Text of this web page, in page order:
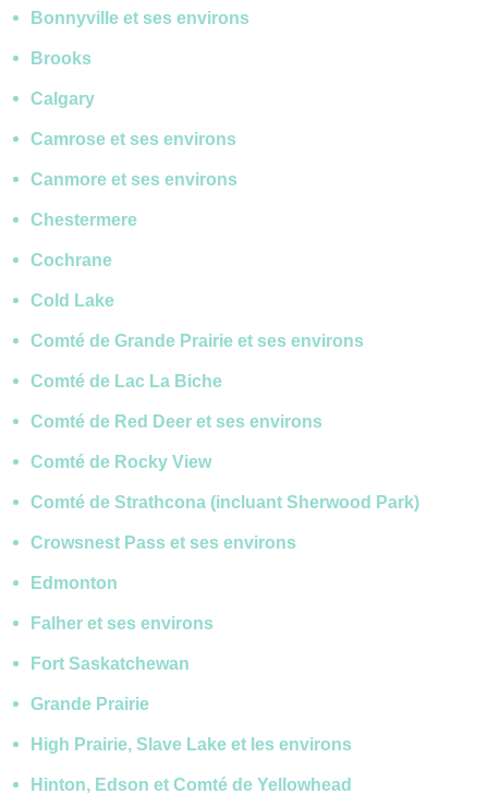
Bonnyville et ses environs
Brooks
Calgary
Camrose et ses environs
Canmore et ses environs
Chestermere
Cochrane
Cold Lake
Comté de Grande Prairie et ses environs
Comté de Lac La Biche
Comté de Red Deer et ses environs
Comté de Rocky View
Comté de Strathcona (incluant Sherwood Park)
Crowsnest Pass et ses environs
Edmonton
Falher et ses environs
Fort Saskatchewan
Grande Prairie
High Prairie, Slave Lake et les environs
Hinton, Edson et Comté de Yellowhead